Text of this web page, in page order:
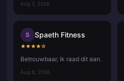
Aug 7, 2026
S Spaeth Fitness
★★★★☆
Betrouwbaar, ik raad dit aan.
Aug 6, 2026